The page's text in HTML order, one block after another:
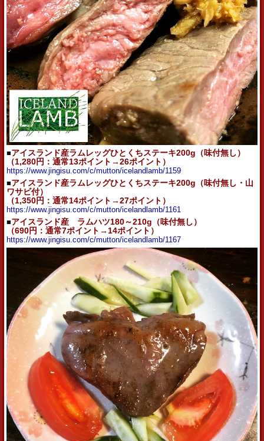
■アイスランド産ラムレッグひとくちステーキ200g（味付無し）
（1,280円：通常13ポイント→26ポイント）
https://www.jingisu.com/c/mutton/icelandlamb/1159
■アイスランド産ラムレッグひとくちステーキ200g（味付無し・山
ワサビ付）
（1,350円：通常14ポイント→27ポイント）
https://www.jingisu.com/c/mutton/icelandlamb/1161
■アイスランド産 ラムハツ180～210g（味付無し）
（690 円：通常7ポイント→14ポイント）
https://www.jingisu.com/c/mutton/icelandlamb/1167